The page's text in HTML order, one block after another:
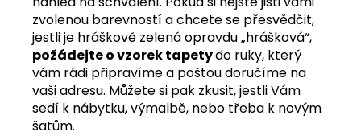
zvolenou barevností a chcete se přesvědčit,
jestli je hráškově zelená opravdu „hrášková“,
požádejte o vzorek tapetydo ruky, který
vám rádi připravíme a poštou doručíme na
vaši adresu. Můžete si pak zkusit, jestli Vám
sedí k nábytku, výmalbě, nebo třeba k novým
šatům.